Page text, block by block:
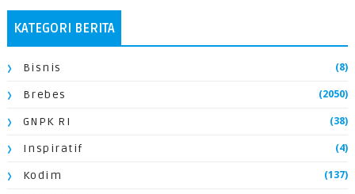
KATEGORI BERITA
Bisnis (8)
Brebes (2050)
GNPK RI (38)
Inspiratif (4)
Kodim (137)